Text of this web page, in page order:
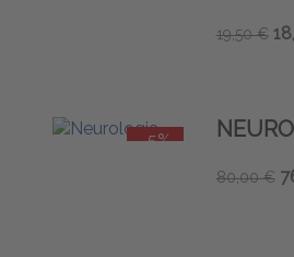
19,50 €
-5%
80,00 €